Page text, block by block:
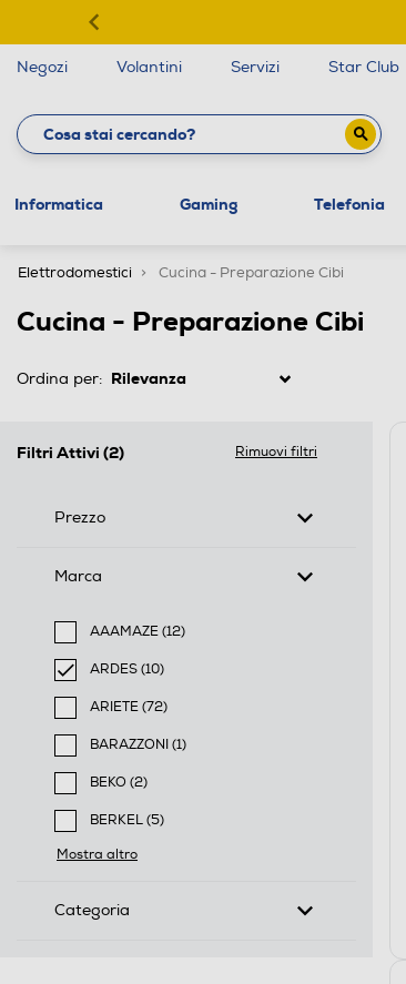
Negozi Volantini Servizi Star Club
Informatica Gaming Telefonia
Elettrodomestici Cucina - Preparazione Cibi
Cucina - Preparazione Cibi
Ordina per:
Filtri Attivi (2) Rimuovi filtri
Prezzo
Marca
AAAMAZE (12)
Filtra per Marca: AAAMAZE
ARDES (10)
selected Filtro applicato per Marca: ARDES
ARIETE (72)
Filtra per Marca: ARIETE
BARAZZONI (1)
Filtra per Marca: BARAZZONI
BEKO (2)
Filtra per Marca: BEKO
BERKEL (5)
Filtra per Marca: BERKEL
Mostra altro
Categoria